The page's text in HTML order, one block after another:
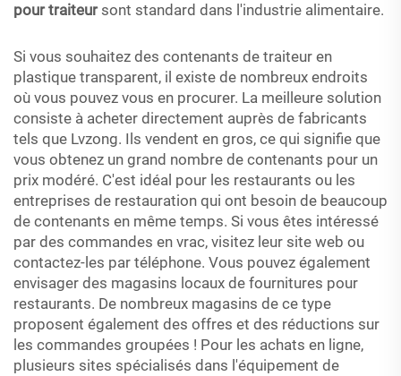
pour traiteur sont standard dans l'industrie alimentaire.
Si vous souhaitez des contenants de traiteur en
plastique transparent, il existe de nombreux endroits
où vous pouvez vous en procurer. La meilleure solution
consiste à acheter directement auprès de fabricants
tels que Lvzong. Ils vendent en gros, ce qui signifie que
vous obtenez un grand nombre de contenants pour un
prix modéré. C'est idéal pour les restaurants ou les
entreprises de restauration qui ont besoin de beaucoup
de contenants en même temps. Si vous êtes intéressé
par des commandes en vrac, visitez leur site web ou
contactez-les par téléphone. Vous pouvez également
envisager des magasins locaux de fournitures pour
restaurants. De nombreux magasins de ce type
proposent également des offres et des réductions sur
les commandes groupées ! Pour les achats en ligne,
plusieurs sites spécialisés dans l'équipement de